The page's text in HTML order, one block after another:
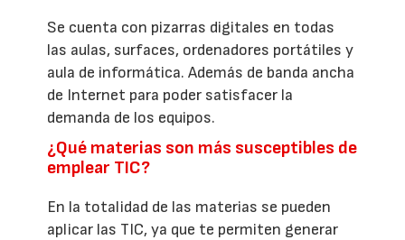
Se cuenta con pizarras digitales en todas
las aulas, surfaces, ordenadores portátiles y
aula de informática. Además de banda ancha
de Internet para poder satisfacer la
demanda de los equipos.
¿Qué materias son más susceptibles de
emplear TIC?
En la totalidad de las materias se pueden
aplicar las TIC, ya que te permiten generar